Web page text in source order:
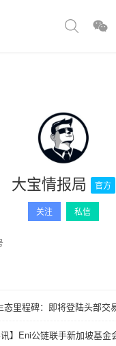
大宝情报局 官方
关注 私信